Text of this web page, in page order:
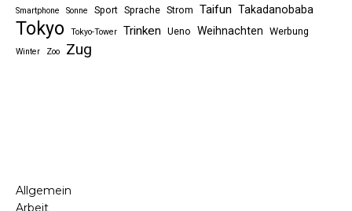
Smartphone Sonne Sport Sprache Strom Taifun Takadanobaba
Tokyo Tokyo-Tower Trinken Ueno Weihnachten Werbung
Winter Zoo Zug
Allgemein
Arbeit